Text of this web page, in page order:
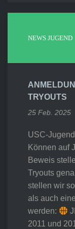
NEWS JUGEND
TRYOUTS
25 Feb. 2025
USC-
Können auf
Beweis
Tryouts
stellen wir
als auch
werden:
2011 und